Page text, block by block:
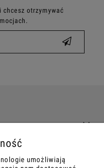
otrzymywać
umożliwiają